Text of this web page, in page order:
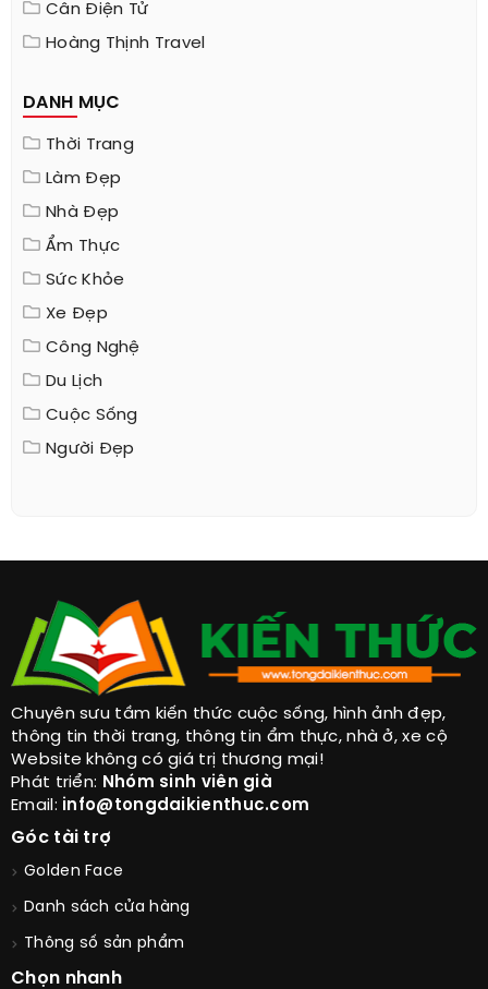
Cân Điện Tử
Hoàng Thịnh Travel
DANH MỤC
Thời Trang
Làm Đẹp
Nhà Đẹp
Ẩm Thực
Sức Khỏe
Xe Đẹp
Công Nghệ
Du Lịch
Cuộc Sống
Người Đẹp
Chuyên sưu tầm kiến thức cuộc sống, hình ảnh đẹp,
thông tin thời trang, thông tin ẩm thực, nhà ở, xe cộ
Website không có giá trị thương mại!
Phát triển: Nhóm sinh viên già
Email: info@tongdaikienthuc.com
Góc tài trợ
Golden Face
Danh sách cửa hàng
Thông số sản phẩm
Chọn nhanh